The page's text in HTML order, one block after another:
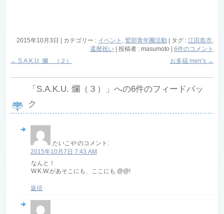
2015年10月3日 | カテゴリー : イベント , 鷲部青年團活動 | タグ : 江田島市,
還暦祝い | 投稿者 : masumoto | 6件のコメント
← S.A.K.U. 爛 （２） お多福 men’s →
「 S.A.K.U. 爛（３）
」への6件のフィードバッ
ク
たいこや のコメント:
2015年10月7日 7:43 AM
なんと！
W.K.W.があそこにも、ここにも @@!
返信